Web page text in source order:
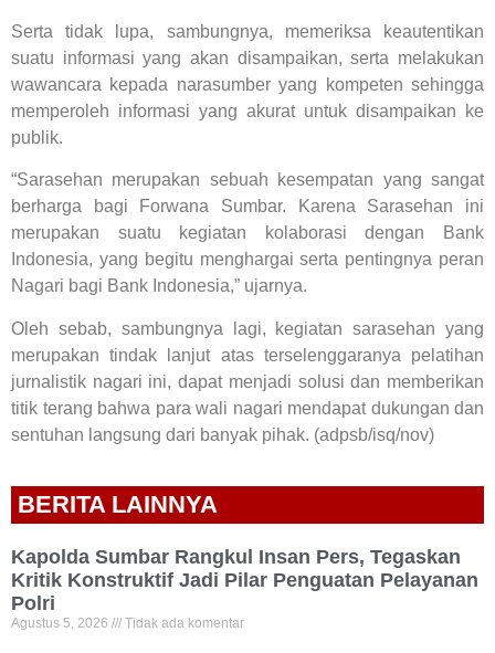
Serta tidak lupa, sambungnya, memeriksa keautentikan
suatu informasi yang akan disampaikan, serta melakukan
wawancara kepada narasumber yang kompeten sehingga
memperoleh informasi yang akurat untuk disampaikan ke
publik.
“Sarasehan merupakan sebuah kesempatan yang sangat
berharga bagi Forwana Sumbar. Karena Sarasehan ini
merupakan suatu kegiatan kolaborasi dengan Bank
Indonesia, yang begitu menghargai serta pentingnya peran
Nagari bagi Bank Indonesia,” ujarnya.
Oleh sebab, sambungnya lagi, kegiatan sarasehan yang
merupakan tindak lanjut atas terselenggaranya pelatihan
jurnalistik nagari ini, dapat menjadi solusi dan memberikan
titik terang bahwa para wali nagari mendapat dukungan dan
sentuhan langsung dari banyak pihak. (adpsb/isq/nov)
BERITA LAINNYA
Kapolda Sumbar Rangkul Insan Pers, Tegaskan
Kritik Konstruktif Jadi Pilar Penguatan Pelayanan
Polri
Agustus 5, 2026 Tidak ada komentar